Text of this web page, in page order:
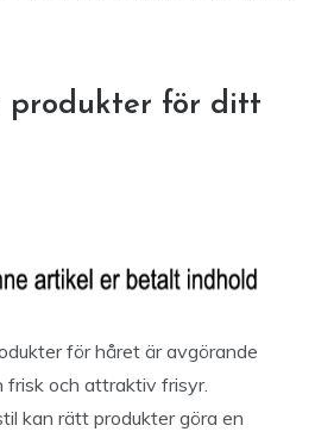
produkter för ditt
för håret är avgörande
och attraktiv frisyr.
kan rätt produkter göra en